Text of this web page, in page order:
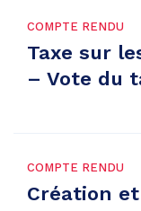
COMPTE RENDU
Taxe sur
– Vote du
COMPTE RENDU
Création